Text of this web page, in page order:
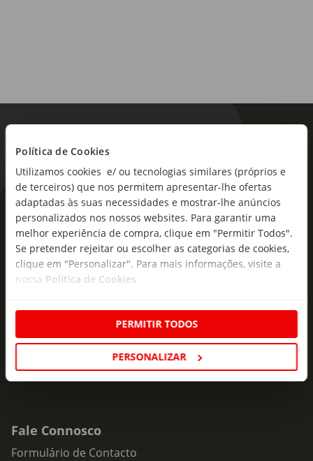
Política de Cookies
Utilizamos cookies e/ ou tecnologias similares (próprios e
de terceiros) que nos permitem apresentar-lhe ofertas
adaptadas às suas necessidades e mostrar-lhe anúncios
personalizados nos nossos websites. Para garantir uma
melhor experiência de compra, clique em "Permitir Todos".
Se pretender rejeitar ou escolher as categorias de cookies,
clique em "Personalizar". Para mais informações, visite a
nossa Política de Cookies.
PERMITIR TODOS
PERSONALIZAR
As novidades mais frescas no
seu e-mail!
Subscreva e descubra campanhas exclusivas,
ofertas e novidades para si.
Fale Connosco
Formulário de Contacto